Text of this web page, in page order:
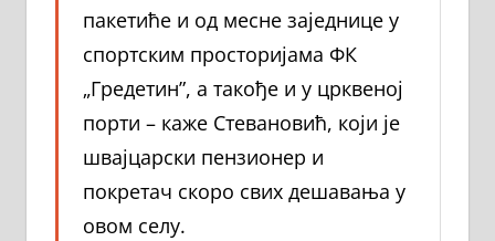
пакетиће и од месне заједнице у
спортским просторијама ФК
„Гредетин”, а такође и у црквеној
порти – каже Стевановић, који је
швајцарски пензионер и
покретач скоро свих дешавања у
овом селу.